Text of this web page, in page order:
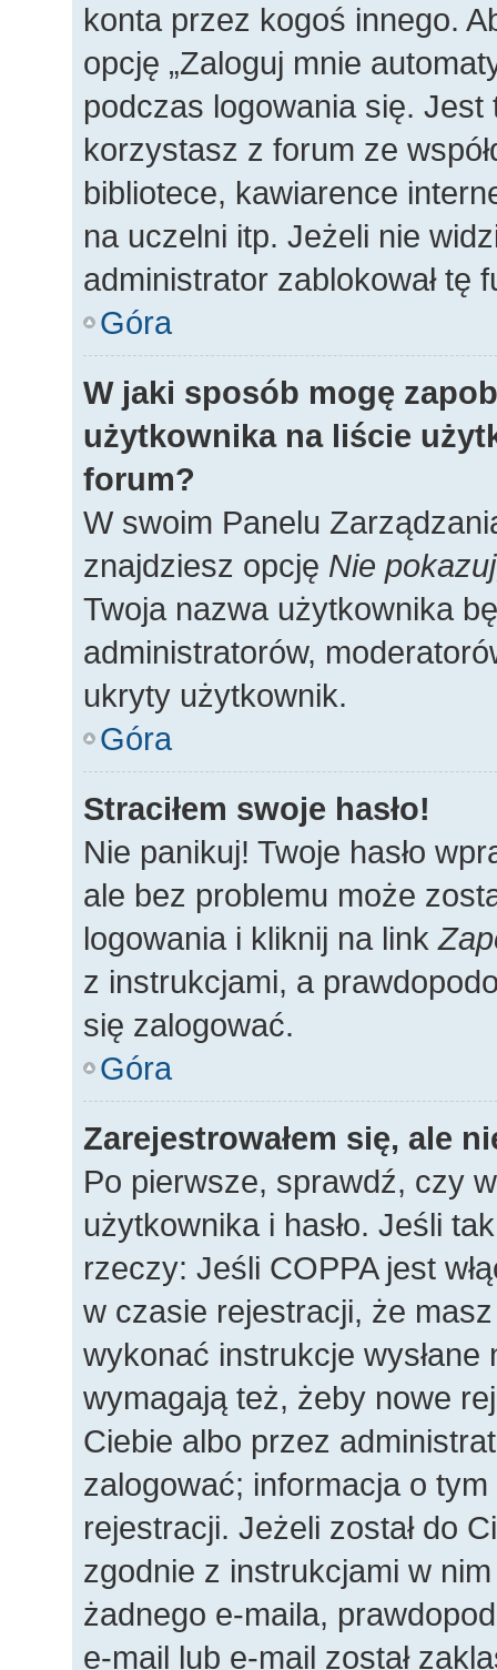
konta przez kogoś innego.
opcję „Zaloguj mnie
podczas logowania się.
korzystasz z forum ze
bibliotece, kawiarence
na uczelni itp. Jeżeli nie
administrator zablokował tę
Góra
W jaki sposób mogę
użytkownika na liście
forum?
W swoim Panelu
znajdziesz opcję Nie
Twoja nazwa użytkownika
administratorów,
ukryty użytkownik.
Góra
Straciłem swoje hasło!
Nie panikuj! Twoje hasło
ale bez problemu może
logowania i kliknij na link
z instrukcjami, a
się zalogować.
Góra
Zarejestrowałem się, ale
Po pierwsze, sprawdź, czy
użytkownika i hasło. Jeśli
rzeczy: Jeśli COPPA jest
w czasie rejestracji, że
wykonać instrukcje
wymagają też, żeby nowe
Ciebie albo przez
zalogować; informacja o
rejestracji. Jeżeli został do
zgodnie z instrukcjami w
żadnego e-maila,
e-mail lub e-mail został